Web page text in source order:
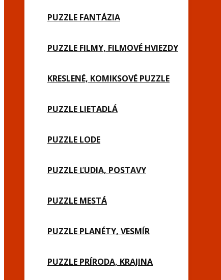
PUZZLE FANTÁZIA
PUZZLE FILMY, FILMOVÉ HVIEZDY
KRESLENÉ, KOMIKSOVÉ PUZZLE
PUZZLE LIETADLÁ
PUZZLE LODE
PUZZLE ĽUDIA, POSTAVY
PUZZLE MESTÁ
PUZZLE PLANÉTY, VESMÍR
PUZZLE PRÍRODA, KRAJINA